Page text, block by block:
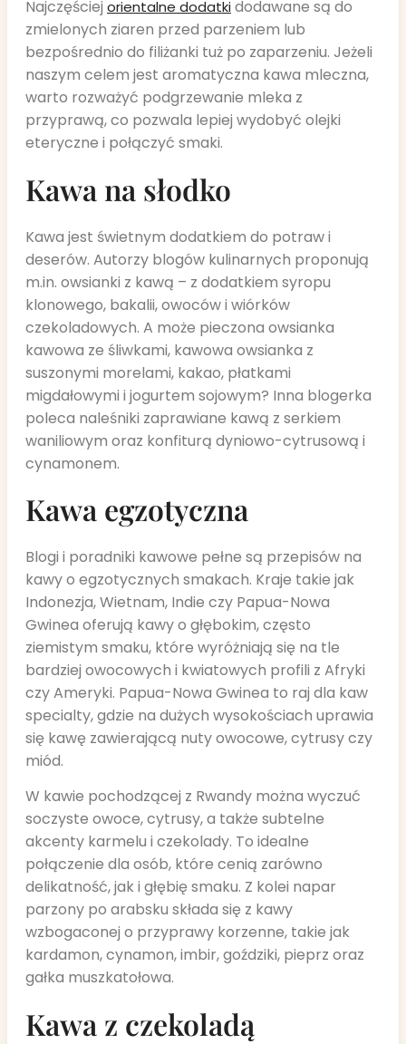
Najczęściej orientalne dodatkidodawane są do
zmielonych ziaren przed parzeniem lub
bezpośrednio do filiżanki tuż po zaparzeniu. Jeżeli
naszym celem jest aromatyczna kawa mleczna,
warto rozważyć podgrzewanie mleka z
przyprawą, co pozwala lepiej wydobyć olejki
eteryczne i połączyć smaki.
Kawa na słodko
Kawa jest świetnym dodatkiem do potraw i
deserów. Autorzy blogów kulinarnych proponują
m.in. owsianki z kawą – z dodatkiem syropu
klonowego, bakalii, owoców i wiórków
czekoladowych. A może pieczona owsianka
kawowa ze śliwkami, kawowa owsianka z
suszonymi morelami, kakao, płatkami
migdałowymi i jogurtem sojowym? Inna blogerka
poleca naleśniki zaprawiane kawą z serkiem
waniliowym oraz konfiturą dyniowo-cytrusową i
cynamonem.
Kawa egzotyczna
Blogi i poradniki kawowe pełne są przepisów na
kawy o egzotycznych smakach. Kraje takie jak
Indonezja, Wietnam, Indie czy Papua-Nowa
Gwinea oferują kawy o głębokim, często
ziemistym smaku, które wyróżniają się na tle
bardziej owocowych i kwiatowych profili z Afryki
czy Ameryki. Papua-Nowa Gwinea to raj dla kaw
specialty, gdzie na dużych wysokościach uprawia
się kawę zawierającą nuty owocowe, cytrusy czy
miód.
W kawie pochodzącej z Rwandy można wyczuć
soczyste owoce, cytrusy, a także subtelne
akcenty karmelu i czekolady. To idealne
połączenie dla osób, które cenią zarówno
delikatność, jak i głębię smaku. Z kolei napar
parzony po arabsku składa się z kawy
wzbogaconej o przyprawy korzenne, takie jak
kardamon, cynamon, imbir, goździki, pieprz oraz
gałka muszkatołowa.
Kawa z czekoladą